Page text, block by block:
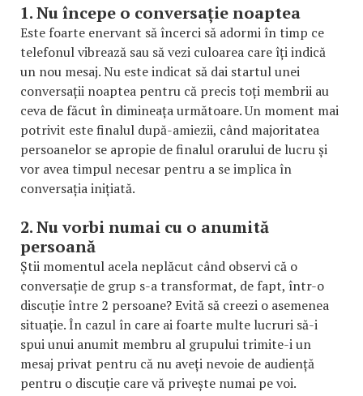
1. Nu începe o conversație noaptea
Este foarte enervant să încerci să adormi în timp ce
telefonul vibrează sau să vezi culoarea care îți indică
un nou mesaj. Nu este indicat să dai startul unei
conversații noaptea pentru că precis toți membrii au
ceva de făcut în dimineața următoare. Un moment mai
potrivit este finalul după-amiezii, când majoritatea
persoanelor se apropie de finalul orarului de lucru și
vor avea timpul necesar pentru a se implica în
conversația inițiată.
2. Nu vorbi numai cu o anumită
persoană
Știi momentul acela neplăcut când observi că o
conversație de grup s-a transformat, de fapt, într-o
discuție între 2 persoane? Evită să creezi o asemenea
situație. În cazul în care ai foarte multe lucruri să-i
spui unui anumit membru al grupului trimite-i un
mesaj privat pentru că nu aveți nevoie de audiență
pentru o discuție care vă privește numai pe voi.